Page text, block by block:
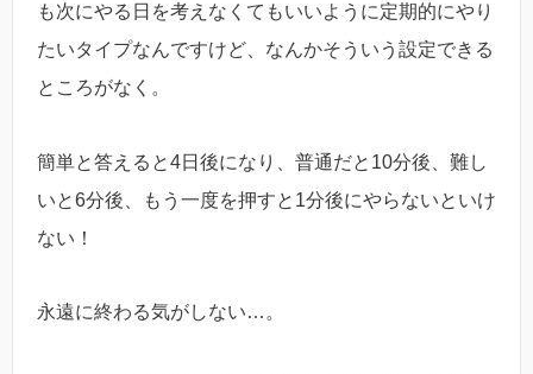
も次にやる日を考えなくてもいいように定期的にやり
たいタイプなんですけど、なんかそういう設定できる
ところがなく。
簡単と答えると4日後になり、普通だと10分後、難し
いと6分後、もう一度を押すと1分後にやらないといけ
ない！
永遠に終わる気がしない…。